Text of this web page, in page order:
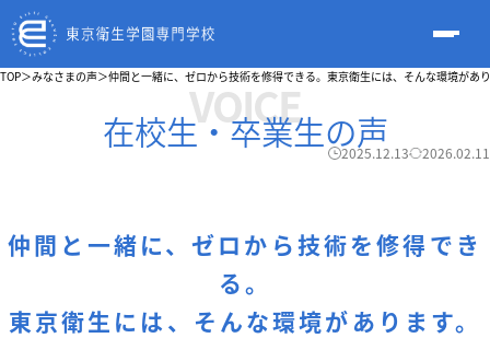
TOP＞みなさまの声＞仲間と一緒に、ゼロから技術を修得できる。東京衛生には、そんな環境があ
VOICE
在校生・卒業生の声
2025.12.13 2026.02.11
仲間と一緒に、ゼロから技術を修得でき
る。
東京衛生には、そんな環境があります。